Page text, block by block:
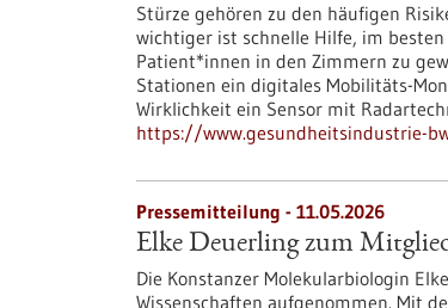
Stürze gehören zu den häufigen
wichtiger ist schnelle Hilfe, im
Patient*innen in den Zimmern zu
Stationen ein digitales Mobilitäts-
Wirklichkeit ein Sensor mit
https://www.gesundheitsindustrie-
Pressemitteilung - 11.05.2026
Elke Deuerling zum
Die Konstanzer Molekularbiologin
Wissenschaften aufgenommen. Mit